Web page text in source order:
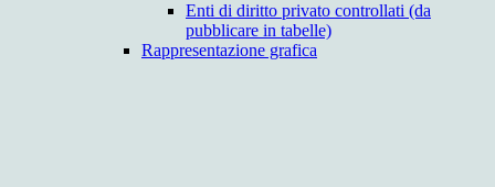
Enti di diritto privato controllati (da
pubblicare in tabelle)
Rappresentazione grafica